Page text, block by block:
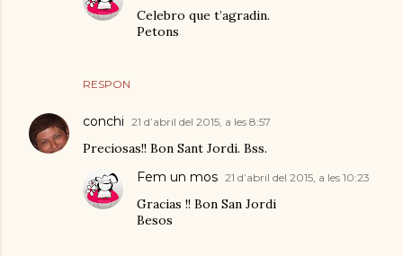
RESPON
Celebro que t’agradin.
Petons
conchi 21 d’abril del 2015, a les 8:57
Preciosas!! Bon Sant Jordi. Bss.
Fem un mos 21 d’abril del 2015, a les 10:23
Gracias !! Bon San Jordi
Besos